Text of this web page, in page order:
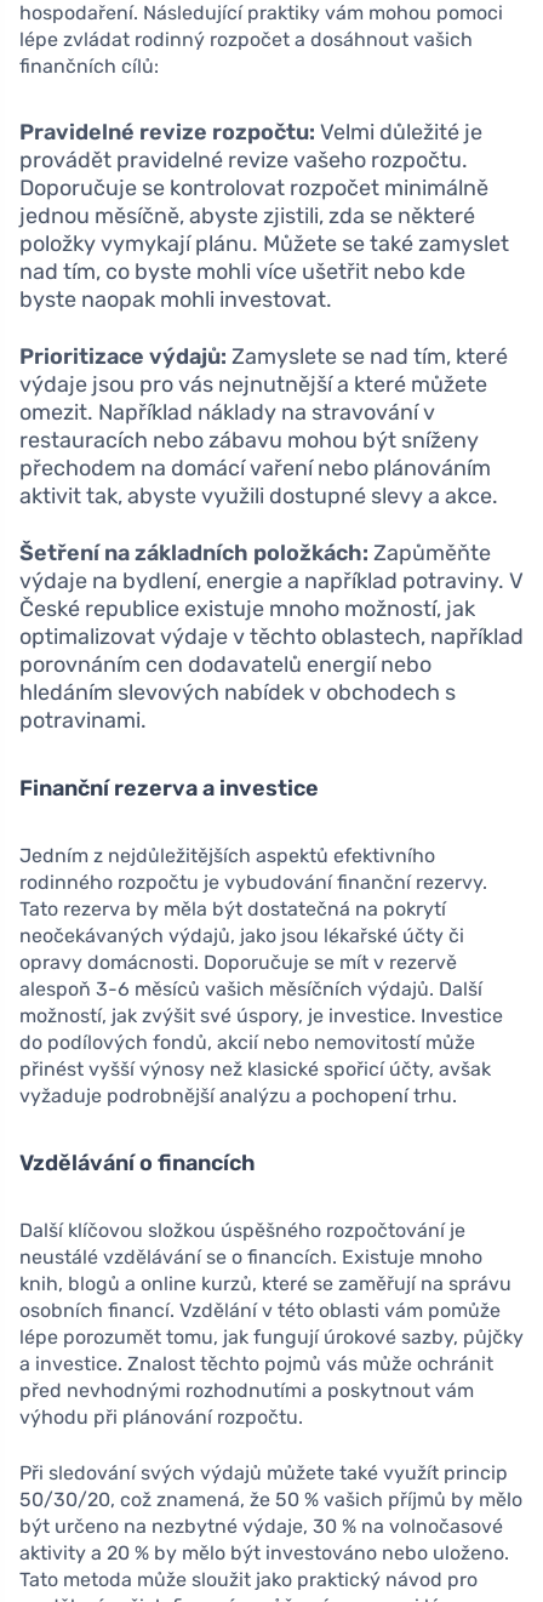
hospodaření. Následující praktiky vám mohou pomoci
lépe zvládat rodinný rozpočet a dosáhnout vašich
finančních cílů:
Pravidelné revize rozpočtu: Velmi důležité je
provádět pravidelné revize vašeho rozpočtu.
Doporučuje se kontrolovat rozpočet minimálně
jednou měsíčně, abyste zjistili, zda se některé
položky vymykají plánu. Můžete se také zamyslet
nad tím, co byste mohli více ušetřit nebo kde
byste naopak mohli investovat.
Prioritizace výdajů: Zamyslete se nad tím, které
výdaje jsou pro vás nejnutnější a které můžete
omezit. Například náklady na stravování v
restauracích nebo zábavu mohou být sníženy
přechodem na domácí vaření nebo plánováním
aktivit tak, abyste využili dostupné slevy a akce.
Šetření na základních položkách: Zapůměňte
výdaje na bydlení, energie a například potraviny. V
České republice existuje mnoho možností, jak
optimalizovat výdaje v těchto oblastech, například
porovnáním cen dodavatelů energií nebo
hledáním slevových nabídek v obchodech s
potravinami.
Finanční rezerva a investice
Jedním z nejdůležitějších aspektů efektivního
rodinného rozpočtu je vybudování finanční rezervy.
Tato rezerva by měla být dostatečná na pokrytí
neočekávaných výdajů, jako jsou lékařské účty či
opravy domácnosti. Doporučuje se mít v rezervě
alespoň 3-6 měsíců vašich měsíčních výdajů. Další
možností, jak zvýšit své úspory, je investice. Investice
do podílových fondů, akcií nebo nemovitostí může
přinést vyšší výnosy než klasické spořicí účty, avšak
vyžaduje podrobnější analýzu a pochopení trhu.
Vzdělávání o financích
Další klíčovou složkou úspěšného rozpočtování je
neustálé vzdělávání se o financích. Existuje mnoho
knih, blogů a online kurzů, které se zaměřují na správu
osobních financí. Vzdělání v této oblasti vám pomůže
lépe porozumět tomu, jak fungují úrokové sazby, půjčky
a investice. Znalost těchto pojmů vás může ochránit
před nevhodnými rozhodnutími a poskytnout vám
výhodu při plánování rozpočtu.
Při sledování svých výdajů můžete také využít princip
50/30/20, což znamená, že 50 % vašich příjmů by mělo
být určeno na nezbytné výdaje, 30 % na volnočasové
aktivity a 20 % by mělo být investováno nebo uloženo.
Tato metoda může sloužit jako praktický návod pro